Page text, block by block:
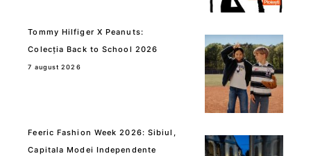
Tommy Hilfiger X Peanuts:
Colecția Back to School 2026
7 august 2026
Feeric Fashion Week 2026: Sibiul,
Capitala Modei Independente